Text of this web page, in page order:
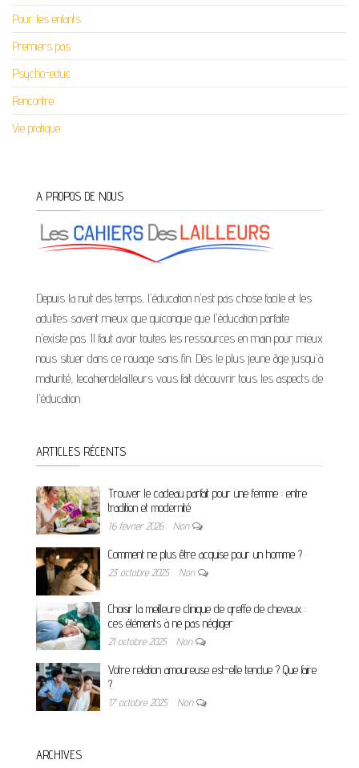
Pour les enfants
Premiers pas
Psycho-educ
Rencontre
Vie pratique
A PROPOS DE NOUS
Depuis la nuit des temps, l'éducation n'est pas chose facile et les
adultes savent mieux que quiconque que l'éducation parfaite
n'existe pas. Il faut avoir toutes les ressources en main pour mieux
nous situer dans ce rouage sans fin. Dès le plus jeune âge jusqu'à
maturité, lecahierdelailleurs vous fait découvrir tous les aspects de
l'éducation
ARTICLES RÉCENTS
Trouver le cadeau parfait pour une femme : entre
tradition et modernité
16 février 2026 Non
Comment ne plus être acquise pour un homme ?
23 octobre 2025 Non
Choisir la meilleure clinique de greffe de cheveux :
ces éléments à ne pas négliger
21 octobre 2025 Non
Votre relation amoureuse est-elle tendue ? Que faire
?
17 octobre 2025 Non
ARCHIVES